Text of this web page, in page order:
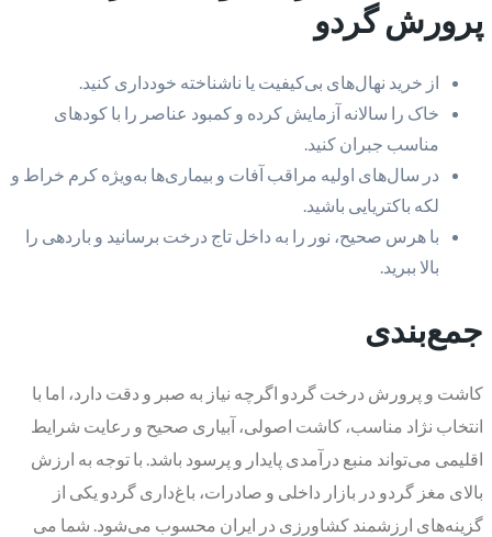
پرورش گردو
از خرید نهال‌های بی‌کیفیت یا ناشناخته خودداری کنید.
خاک را سالانه آزمایش کرده و کمبود عناصر را با کودهای
مناسب جبران کنید.
در سال‌های اولیه مراقب آفات و بیماری‌ها به‌ویژه کرم خراط و
لکه باکتریایی باشید.
با هرس صحیح، نور را به داخل تاج درخت برسانید و باردهی را
بالا ببرید.
جمع‌بندی
کاشت و پرورش درخت گردو اگرچه نیاز به صبر و دقت دارد، اما با
انتخاب نژاد مناسب، کاشت اصولی، آبیاری صحیح و رعایت شرایط
اقلیمی می‌تواند منبع درآمدی پایدار و پرسود باشد. با توجه به ارزش
بالای مغز گردو در بازار داخلی و صادرات، باغ‌داری گردو یکی از
گزینه‌های ارزشمند کشاورزی در ایران محسوب می‌شود. شما می